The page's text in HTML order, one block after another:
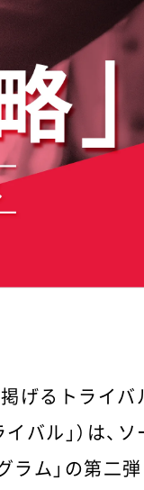
げるトライバ
バル」）は、ソ
ム」の第二